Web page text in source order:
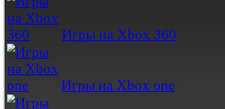
Игры на Xbox 360
Игры на Xbox one